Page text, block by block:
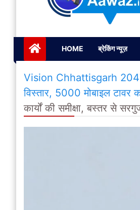
Janta ki
HOME ब्रेकिंग न्यूज़
Vision Chhattisgarh 2047 :
विस्तार, 5000 मोबाइल टावर
कार्यों की समीक्षा, बस्तर से